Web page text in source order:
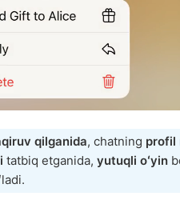
qilganida, chatning profil
tatbiq etganida, yutuqli oʻyin